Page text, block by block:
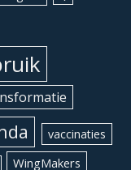
vaccinaties
WingMakers